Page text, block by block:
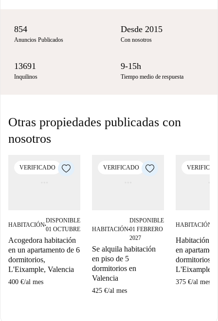
854
Anuncios Publicados
Desde 2015
Con nosotros
13691
Inquilinos
9-15h
Tiempo medio de respuesta
Otras propiedades publicadas con
nosotros
VERIFICADO
HABITACIÓN■
DISPONIBLE
01 OCTUBRE
Acogedora habitación
en un apartamento de 6
dormitorios,
L'Eixample, Valencia
400 €/al mes
VERIFICADO
HABITACIÓN■
DISPONIBLE
01 FEBRERO
2027
Se alquila habitación
en piso de 5
dormitorios en
Valencia
425 €/al mes
HABITACIÓN
Habitación
en
dormitorios,
L'Eixample,
375 €/al mes